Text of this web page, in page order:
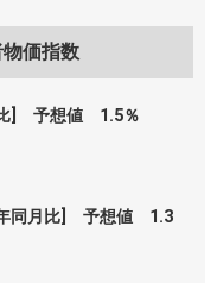
価指数
比] 予想値 1.5％
年同月比] 予想値 1.3